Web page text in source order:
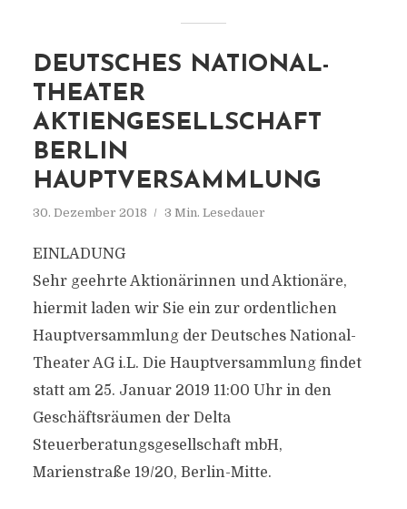
DEUTSCHES NATIONAL-
THEATER
AKTIENGESELLSCHAFT
BERLIN
HAUPTVERSAMMLUNG
30. Dezember 2018 3 Min. Lesedauer
EINLADUNG
Sehr geehrte Aktionärinnen und Aktionäre,
hiermit laden wir Sie ein zur ordentlichen
Hauptversammlung der Deutsches National-
Theater AG i.L. Die Hauptversammlung findet
statt am 25. Januar 2019 11:00 Uhr in den
Geschäftsräumen der Delta
Steuerberatungsgesellschaft mbH,
Marienstraße 19/20, Berlin-Mitte.